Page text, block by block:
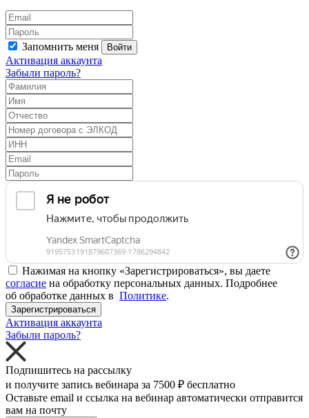
Запомнить меня Войти
Активация аккаунта
Забыли пароль?
Нажимая на кнопку «Зарегистрироваться», вы даете
согласие на обработку персональных данных. Подробнее
об обработке данных в Политике.
Зарегистрироваться
Активация аккаунта
Забыли пароль?
Подпишитесь на рассылку
и получите запись вебинара за 7500 ₽ бесплатно
Оставьте email и ссылка на вебинар автоматически отправится
вам на почту